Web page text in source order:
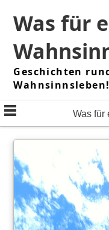
content
Was für
Geschichten
Wahnsinnsleben!
Was für